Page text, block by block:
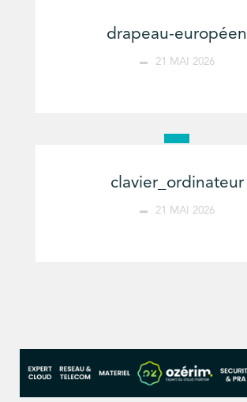
drapeau-européen
21 MAI 2026
clavier_ordinateur
21 MAI 2026